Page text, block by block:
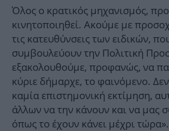
Όλος ο κρατικός μηχανισμός,
κινητοποιηθεί. Ακούμε με
τις κατευθύνσεις των ειδικών,
συμβουλεύουν την Πολιτική
εξακολουθούμε, προφανώς, να
κύριε δήμαρχε, το φαινόμενο.
καμία επιστημονική εκτίμηση,
άλλων να την κάνουν και να μας
όπως το έχουν κάνει μέχρι τώρα».